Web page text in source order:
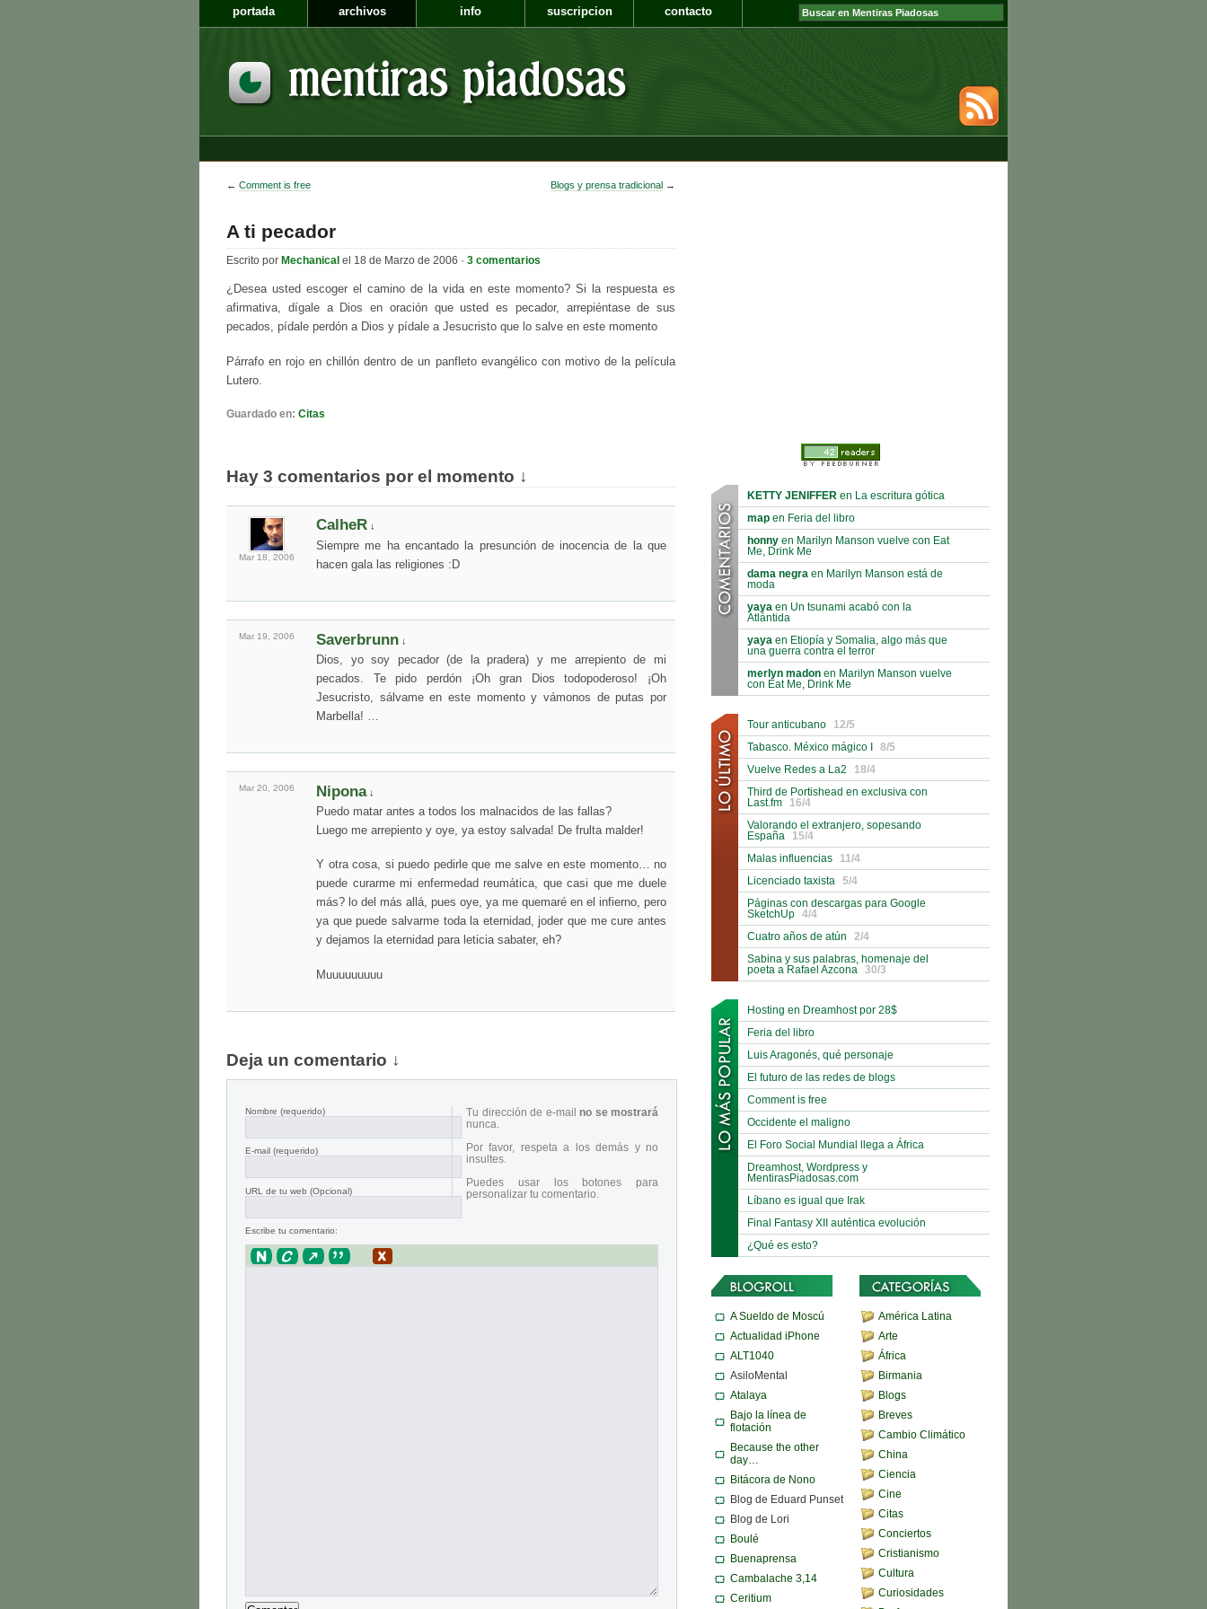
portada archivos info suscripcion contacto
← Comment is free Blogs y prensa tradicional →
A ti pecador
Escrito por Mechanical el 18 de Marzo de 2006 · 3 comentarios
¿Desea usted escoger el camino de la vida en este momento? Si la respuesta es
afirmativa, dígale a Dios en oración que usted es pecador, arrepiéntase de sus
pecados, pídale perdón a Dios y pídale a Jesucristo que lo salve en este momento
Párrafo en rojo en chillón dentro de un panfleto evangélico con motivo de la película
Lutero.
Guardado en: Citas
Hay 3 comentarios por el momento ↓
Mar 18, 2006
CalheR ↓
Siempre me ha encantado la presunción de inocencia de la que
hacen gala las religiones :D
Mar 19, 2006 Saverbrunn ↓
Dios, yo soy pecador (de la pradera) y me arrepiento de mi
pecados. Te pido perdón ¡Oh gran Dios todopoderoso! ¡Oh
Jesucristo, sálvame en este momento y vámonos de putas por
Marbella! …
Mar 20, 2006 Nipona↓
Puedo matar antes a todos los malnacidos de las fallas?
Luego me arrepiento y oye, ya estoy salvada! De frulta malder!
Y otra cosa, si puedo pedirle que me salve en este momento… no
puede curarme mi enfermedad reumática, que casi que me duele
más? lo del más allá, pues oye, ya me quemaré en el infierno, pero
ya que puede salvarme toda la eternidad, joder que me cure antes
y dejamos la eternidad para leticia sabater, eh?
Muuuuuuuuu
Deja un comentario ↓
Nombre (requerido)
E-mail (requerido)
URL de tu web (Opcional)
Tu dirección de e-mail no se mostrará
nunca.
Por favor, respeta a los demás y no
insultes.
Puedes usar los botones para
personalizar tu comentario.
Escribe tu comentario:
KETTY JENIFFER en La escritura gótica
map en Feria del libro
honny en Marilyn Manson vuelve con Eat
Me, Drink Me
dama negra en Marilyn Manson está de
moda
yaya en Un tsunami acabó con la
Atlántida
yaya en Etiopía y Somalia, algo más que
una guerra contra el terror
merlyn madon en Marilyn Manson vuelve
con Eat Me, Drink Me
Tour anticubano
12/5
Tabasco. México mágico I
8/5
Vuelve Redes a La2
18/4
Third de Portishead en exclusiva con
Last.fm
16/4
Valorando el extranjero, sopesando
España
15/4
Malas influencias
11/4
Licenciado taxista
5/4
Páginas con descargas para Google
SketchUp
4/4
Cuatro años de atún
2/4
Sabina y sus palabras, homenaje del
poeta a Rafael Azcona
30/3
Hosting en Dreamhost por 28$
Feria del libro
Luis Aragonés, qué personaje
El futuro de las redes de blogs
Comment is free
Occidente el maligno
El Foro Social Mundial llega a África
Dreamhost, Wordpress y
MentirasPiadosas.com
Líbano es igual que Irak
Final Fantasy XII auténtica evolución
¿Qué es esto?
A Sueldo de Moscú
Actualidad iPhone
ALT1040
AsiloMental
Atalaya
Bajo la línea de
flotación
Because the other
day…
Bitácora de Nono
Blog de Eduard Punset
Blog de Lori
Boulé
Buenaprensa
Cambalache 3,14
Ceritium
América Latina
Arte
África
Birmania
Blogs
Breves
Cambio Climático
China
Ciencia
Cine
Citas
Conciertos
Cristianismo
Cultura
Curiosidades